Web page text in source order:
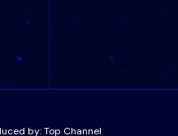
by:Top Channel